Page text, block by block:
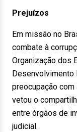
Prejuízos
Em missão no
combate à
Organização dos
Desenvolvimento
preocupação
vetou o
entre órgãos de
judicial.